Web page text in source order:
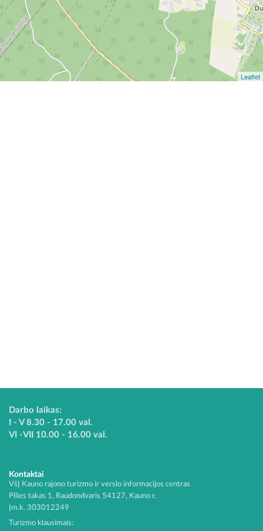
Leaflet
Darbo laikas:
I - V 8.30 - 17.00 val.
VI -VII 10.00 - 16.00 val.
Kontaktai
VšĮ Kauno rajono turizmo ir verslo informacijos centras
Pilies takas 1, Raudondvaris 54127, Kauno r.
Įm.k. 303012249
Turizmo klausimais: